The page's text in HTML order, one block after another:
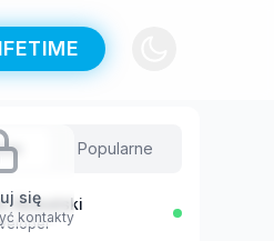
się
kontakty
Popularne
Kowalski